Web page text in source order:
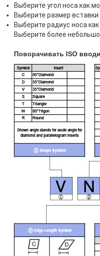
Выберите угол носа как
Выберите размер
Выберите радиус носа
Выберите более
Поворачивать ISO